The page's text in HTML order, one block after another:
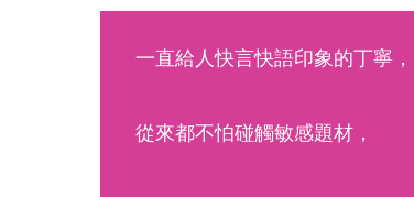
一直給人快言快語印象的丁寧，
從來都不怕碰觸敏感題材，